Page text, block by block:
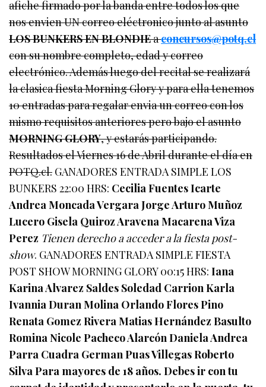
afiche firmado por la banda entre todos los que
nos envien UN correo eléctronico junto al asunto
LOS BUNKERS EN BLONDIEaconcursos@potq.cl
con su nombre completo, edad y correo
electrónico. Además luego del recital se realizará
la clasica fiesta Morning Glory y para ella tenemos
10 entradas para regalar envia un correo con los
mismo requisitos anteriores pero bajo el asunto
MORNING GLORY, y estarás participando.
Resultados el Viernes 16 de Abril durante el día en
POTQ.cl. GANADORES ENTRADA SIMPLE LOS
BUNKERS 22:00 HRS: Cecilia Fuentes Icarte
Andrea Moncada Vergara Jorge Arturo Muñoz
Lucero Gisela Quiroz Aravena Macarena Viza
Perez Tienen derecho a acceder a la fiesta post-
show. GANADORES ENTRADA SIMPLE FIESTA
POST SHOW MORNING GLORY 00:15 HRS:Iana
Karina Alvarez Saldes Soledad Carrion Karla
Ivannia Duran Molina Orlando Flores Pino
Renata Gomez Rivera Matias Hernández Basulto
Romina Nicole Pacheco Alarcón Daniela Andrea
Parra Cuadra German Puas Villegas Roberto
Silva Para mayores de 18 años. Debes ir con tu